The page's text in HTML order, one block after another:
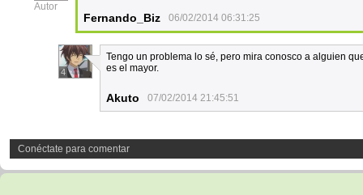
Autor
Fernando_Biz 06/02/2014 06:31:25
4
Tengo un problema lo sé, pero mira conosco a alguien
es el mayor.
Akuto 07/02/2014 21:45:51
Conéctate para comentar